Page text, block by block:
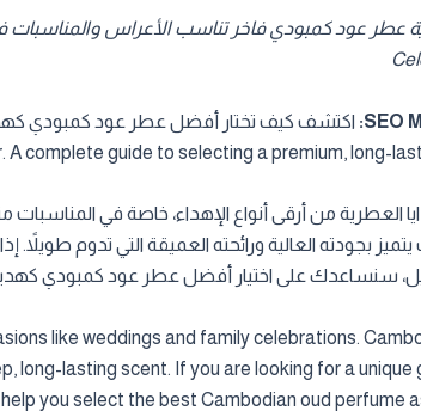
SEO
complete guide to selecting a premium, long-
العطرية من أرقى أنواع الإهداء، خاصة في
سنساعدك على اختيار أفضل عطر عود كمبودي
like weddings and family celebrations.
long-lasting scent. If you are looking for a
you select the best Cambodian oud perfume